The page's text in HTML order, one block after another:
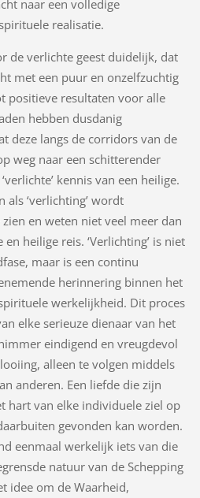
naar een volledige
realisatie.
de verlichte geest duidelijk, dat
met een puur en onzelfzuchtig
positieve resultaten voor alle
hebben dusdanig
deze langs de corridors van de
weg naar een schitterender
kennis van een heilige.
‘verlichting’ wordt
en weten niet veel meer dan
heilige reis. ‘Verlichting’ is niet
maar is een continu
herinnering binnen het
werkelijkheid. Dit proces
elke serieuze dienaar van het
eindigend en vreugdevol
alleen te volgen middels
anderen. Een liefde die zijn
hart van elke individuele ziel op
gevonden kan worden.
eenmaal werkelijk iets van die
natuur van de Schepping
idee om de Waarheid,